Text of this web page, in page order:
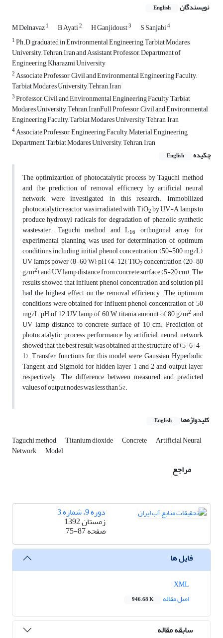
نویسندگان English
M Delnavaz1 B Ayati2 H Ganjidoust3 S Sanjabi4
1Ph.D graduated in Environmental Engineering, Tarbiat Modares
University, Tehran, Iran and Assistant Professor, Department of
Engineering, Kharazmi University
2Associate Professor, Civil and Environmental Engineering Faculty,
Tarbiat Modares University, Tehran, Iran
3Professor, Civil and Environmental Engineering Faculty, Tarbiat
Modares University, Tehran, IranFull Professor, Civil and Environmental
Engineering Faculty, Tarbiat Modares University, Tehran, Iran
4Associate Professor, Engineering Faculty, Material Engineering
Department, Tarbiat Modares University, Tehran, Iran
چکیده
English
The optimizartion of photocatalytic process by Taguchi method
and the prediction of removal efficnecy by artificial neural
network were investigated in this research. Immobilized
photocatalytic reactor was irradiated with TiO2by UV-A lamps to
produce hydroxyl radicals for degradation of phenolic synthetic
wastesater. Taguchi method and L16 orthogonal array for
experimental planning was used for determination of optimum
conditions including initial phenol concentration (50-500 mg/L),
UV lamps power (8-60 W), pH (4-12), TiO2concentration (20-80
g/m2), and UV lamp distance from concrete surface (5-20 cm). The
results showed that influent phenol concentration and solution pH
had the highest effect on the removal efficiency. The optimum
conditions were obtained for influent phenol concentration of 50
mg/L, pH of 12, UV lamp of 60 W, titania amount of 80 g/m2, and
UV lamp distance to concrete surface of 10 cm. Prediction of
photocatalytic process performance by artificial neural network
showed that the best result was obtained at the structure of (5-6-4-
1). Transfer functions for this model were Gaussian, Hyperbolic
Tangent, and Sigmoid for hidden layer 1 and 2 and output layer,
respectively. The difference between measured and predicted
values of output nodes was less than 5%.
کلیدواژه‌ها English
Taguchi method Titanium dioxide Concrete Artificial Neural
Network Model
مراجع
دوره 9، شماره 3
زمستان 1392
صفحه75-87
فایل ها
اصل مقاله
946.68 K
سابقه مقاله